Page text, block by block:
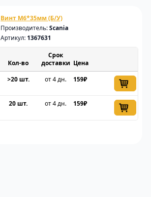
Винт М6*35мм (Б/У)
Производитель:Scania
Артикул: 1367631
Срок
доставки Цена
>20 шт. от 4 дн. 159₽
20 шт. от 4 дн. 159₽